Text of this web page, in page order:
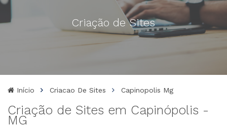
Criação de Sites
Início Criacao De Sites Capinopolis Mg
Criação de Sites em Capinópolis -
MG